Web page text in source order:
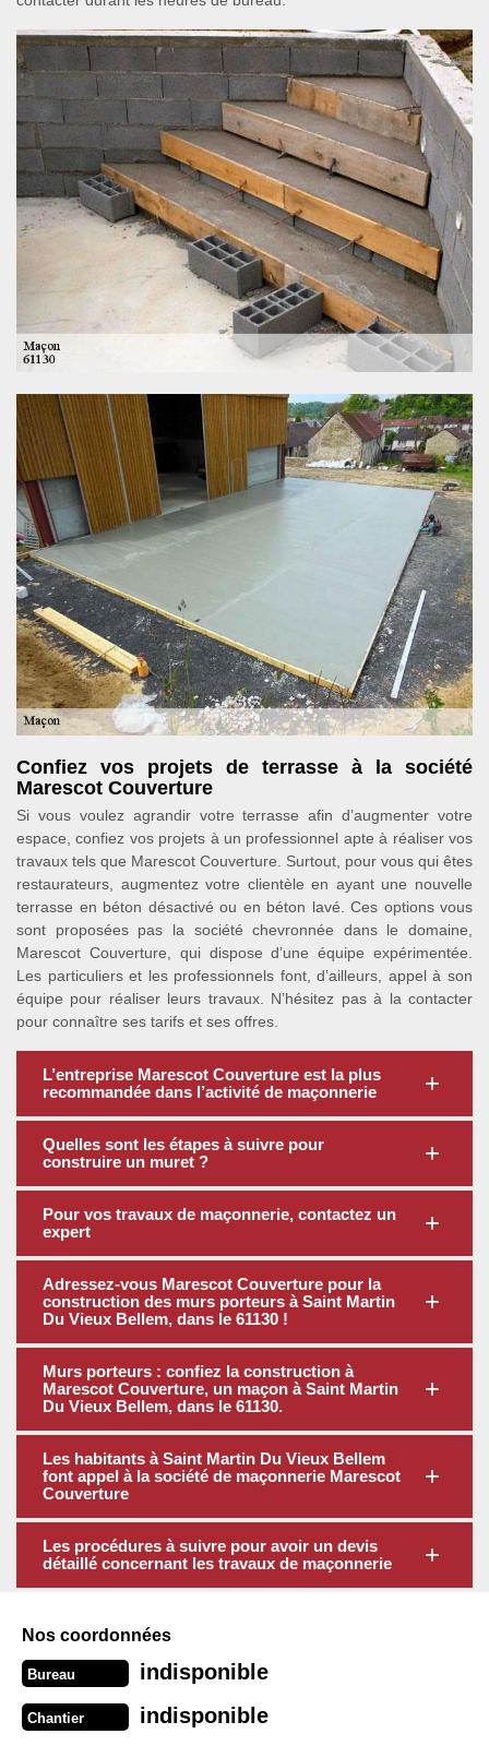
Confiez vos projets de terrasse à la société
Marescot Couverture
Si vous voulez agrandir votre terrasse afin d’augmenter votre
espace, confiez vos projets à un professionnel apte à réaliser vos
travaux tels que Marescot Couverture. Surtout, pour vous qui êtes
restaurateurs, augmentez votre clientèle en ayant une nouvelle
terrasse en béton désactivé ou en béton lavé. Ces options vous
sont proposées pas la société chevronnée dans le domaine,
Marescot Couverture, qui dispose d’une équipe expérimentée.
Les particuliers et les professionnels font, d’ailleurs, appel à son
équipe pour réaliser leurs travaux. N’hésitez pas à la contacter
pour connaître ses tarifs et ses offres.
L’entreprise Marescot Couverture est la plus
recommandée dans l’activité de maçonnerie
Quelles sont les étapes à suivre pour
construire un muret ?
Pour vos travaux de maçonnerie, contactez un
expert
Adressez-vous Marescot Couverture pour la
construction des murs porteurs à Saint Martin
Du Vieux Bellem, dans le 61130 !
Murs porteurs : confiez la construction à
Marescot Couverture, un maçon à Saint Martin
Du Vieux Bellem, dans le 61130.
Les habitants à Saint Martin Du Vieux Bellem
font appel à la société de maçonnerie Marescot
Couverture
Les procédures à suivre pour avoir un devis
détaillé concernant les travaux de maçonnerie
Nos coordonnées
Bureau indisponible
Chantier indisponible